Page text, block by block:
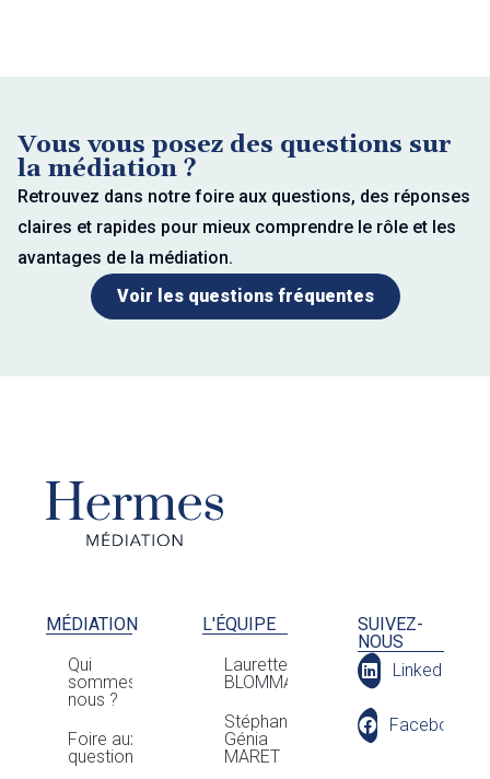
Vous vous posez des questions sur
la médiation ?
Retrouvez dans notre foire aux questions, des réponses
claires et rapides pour mieux comprendre le rôle et les
avantages de la médiation.
Voir les questions fréquentes
MÉDIATION
Qui
sommes-
nous ?
Foire aux
questions
L'ÉQUIPE
Laurette
BLOMMAERT
Stéphan
Génia
MARET
SUIVEZ-
NOUS
LinkedIn
Facebook